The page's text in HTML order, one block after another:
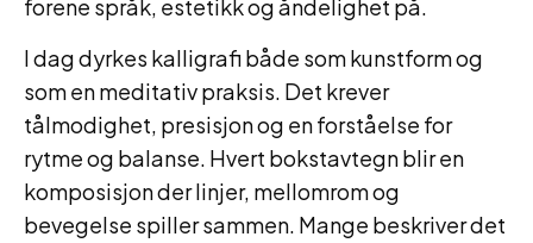
forene språk, estetikk og åndelighet på.
I dag dyrkes kalligrafi både som kunstform og
som en meditativ praksis. Det krever
tålmodighet, presisjon og en forståelse for
rytme og balanse. Hvert bokstavtegn blir en
komposisjon der linjer, mellomrom og
bevegelse spiller sammen. Mange beskriver det